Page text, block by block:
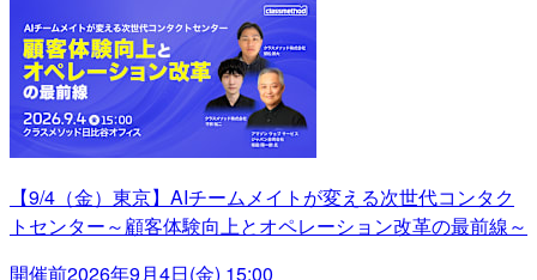
【9/4（金）東京】AIチームメイトが変える次世代コンタク
トセンター～顧客体験向上とオペレーション改革の最前線～
開催前2026年9月4日(金) 15:00